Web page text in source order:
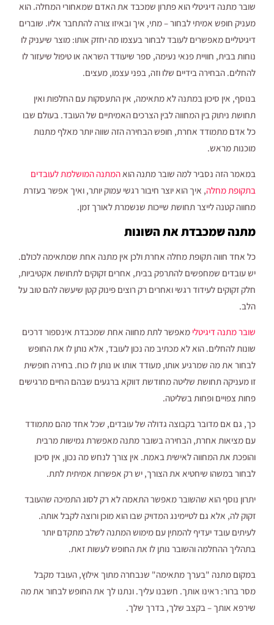
שובר מתנה דיגיטלי הוא פתרון שמכבד את האדם שמאחורי המחלה. הוא
מעניק חופש אמיתי לבחור – מתי, איך ובאיזו צורה להתחבר אליו. שוברים
דיגיטליים מאפשרים לעובד לבחור בעצמו מה יחזק אותו: מוצר שיעניק לו
נוחות בבית, חוויית פנאי נעימה, ספר שיעודד השראה או טיפול שיעזור לו
להחלים. הבחירה בידיים שלו וזה, בפני עצמו, מעצים.
בנוסף, אין סיכון במתנה לא מתאימה, אין התעסקות עם החלפות ואין
תחושת ניתוק בין המחווה לבין הצרכים האמיתיים של העובד. בעולם שבו
כל אדם מתמודד אחרת, חופש הבחירה הזה שווה יותר מאלף מתנות
מוכנות מראש.
במאמר הזה נסביר למה שובר מתנה הואהמתנה המושלמת לעובדים
בתקופת מחלה, איך הוא יוצר חיבור רגשי עמוק יותר, ואיך אפשר בעזרת
מחווה קטנה לייצר תחושת שייכות שנשמרת לאורך זמן.
מתנה שמכבדת את השונות
כל אחד חווה תקופת מחלה אחרת ולכן אין מתנה אחת שמתאימה לכולם.
יש עובדים שמחפשים להתרפק בבית, אחרים זקוקים לתחושת אקטיביות,
חלק זקוקים לעידוד רגשי ואחרים רק רוצים פינוק קטן שיעשה להם טוב על
הלב.
שובר מתנה דיגיטלי מאפשר לתת מחווה אחת שמכבדת אינספור דרכים
שונות להחלים. הוא לא מכתיב מה נכון לעובד, אלא נותן לו את החופש
לבחור את מה שמרגיע אותו, מעודד אותו או נותן לו כוח. בחירה חופשית
זו מעניקה תחושת שליטה מחודשת דווקא ברגעים שבהם החיים מרגישים
פחות צפויים ופחות בשליטה.
כך, גם אם מדובר בקבוצה גדולה של עובדים, שכל אחד מהם מתמודד
עם מציאות אחרת, הבחירה בשובר מתנה מאפשרת גמישות מרבית
והופכת את המחווה לאישית באמת. אין צורך לנחש מה נכון, אין סיכון
לבחור במשהו שיחטיא את הצורך, יש רק אפשרות אמיתית לתת.
יתרון נוסף הוא שהשובר מאפשר התאמה לא רק לסוג התמיכה שהעובד
זקוק לה, אלא גם לטיימינג המדויק שבו הוא מוכן ורוצה לקבל אותה.
לעיתים עובד יעדיף להמתין עם מימוש המתנה לשלב מתקדם יותר
בתהליך ההחלמה והשובר נותן לו את החופש לעשות זאת.
במקום מתנה "בערך מתאימה" שנבחרה מתוך אילוץ, העובד מקבל
מסר ברור: ראינו אותך. חשבנו עליך. ונתנו לך את החופש לבחור את מה
שירפא אותך – בקצב שלך, בדרך שלך.